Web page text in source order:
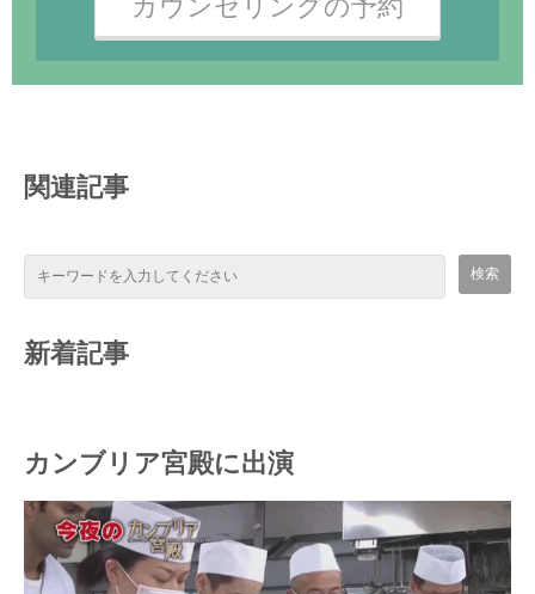
カウンセリングの予約
関連記事
新着記事
カンブリア宮殿に出演